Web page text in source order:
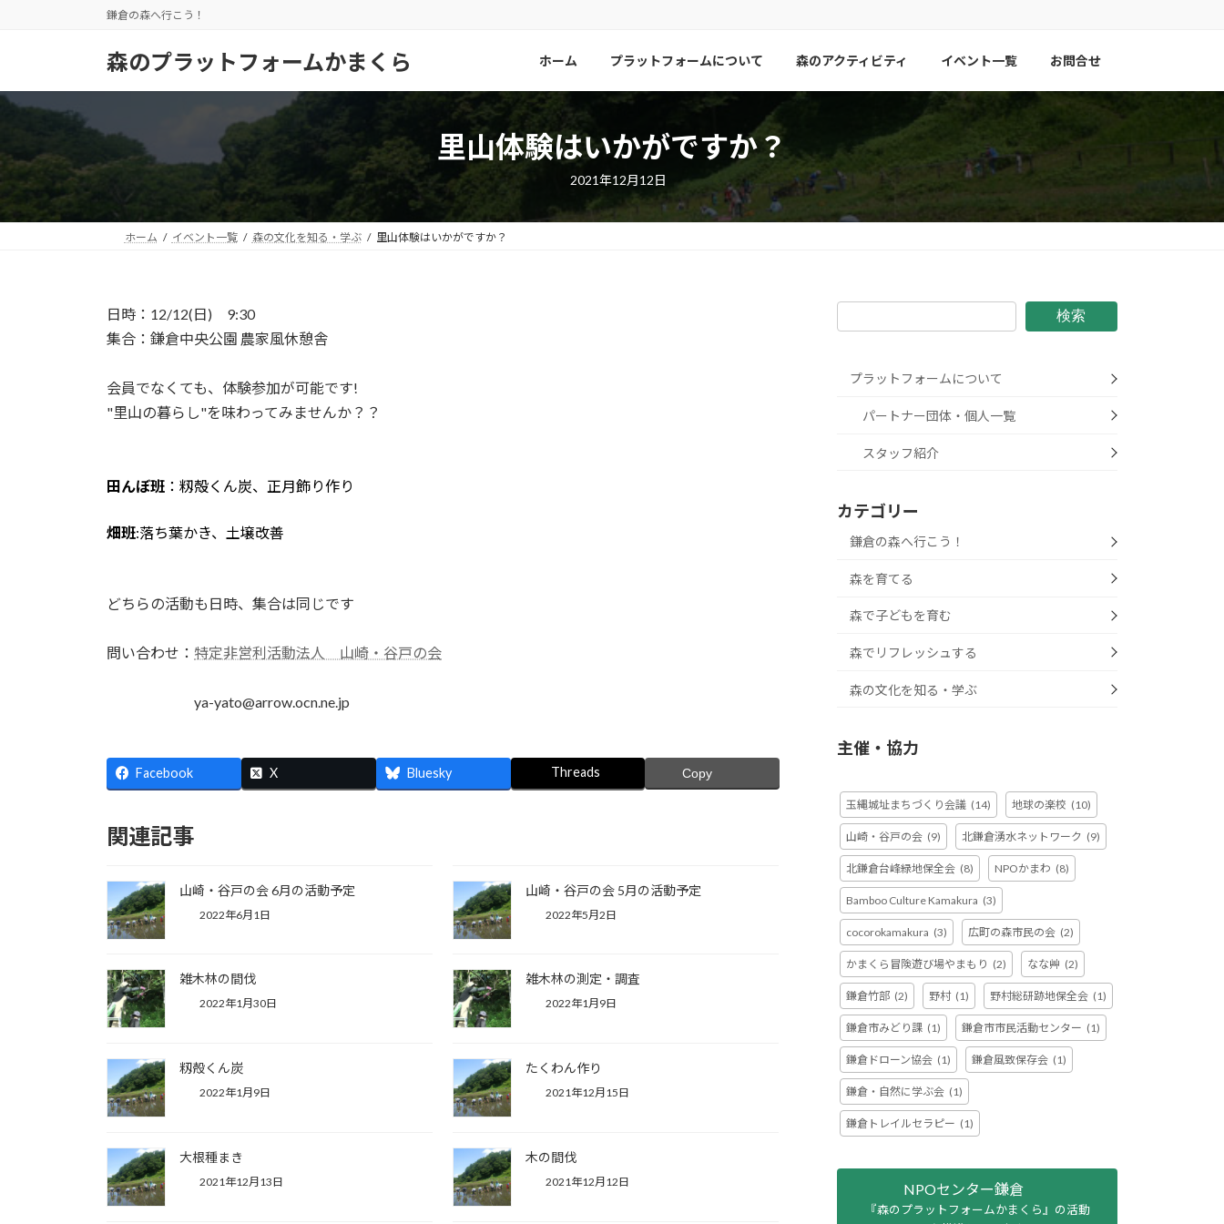
ツ
キ
ッ
シ
に
移
鎌倉の森へ行こう！
森のプラットフォームかまくら ホーム プラットフォームについて 森のアクティビティ イベント一覧 お問合せ
里山体験はいかがですか？
2021年12月12日
ホーム イベント一覧 森の文化を知る・学ぶ 里山体験はいかがですか？
日時：12/12(日) 9:30
集合：鎌倉中央公園 農家風休憩舎
会員でなくても、体験参加が可能です!
"里山の暮らし"を味わってみませんか？？
田んぼ班 ：籾殻くん炭、正月飾り作り
畑班:落ち葉かき、土壌改善
どちらの活動も日時、集合は同じです
問い合わせ： 特定非営利活動法人 山崎・谷戸の会
ya-yato@arrow.ocn.ne.jp
Facebook X Bluesky Threads Copy
関連記事
山崎・谷戸の会 6月の活動予定
2022年6月1日
山崎・谷戸の会 5月の活動予定
2022年5月2日
雑木林の間伐
2022年1月30日
雑木林の測定・調査
2022年1月9日
籾殻くん炭
2022年1月9日
たくわん作り
2021年12月15日
大根種まき
2021年12月13日
木の間伐
2021年12月12日
検索
プラットフォームについて
パートナー団体・個人一覧
スタッフ紹介
カテゴリー
鎌倉の森へ行こう！
森を育てる
森で子どもを育む
森でリフレッシュする
森の文化を知る・学ぶ
主催・協力
玉縄城址まちづくり会議 (14) 地球の楽校 (10)
山崎・谷戸の会 (9) 北鎌倉湧水ネットワーク (9)
北鎌倉台峰緑地保全会 (8) NPOかまわ (8)
Bamboo Culture Kamakura (3)
cocorokamakura (3) 広町の森市民の会 (2)
かまくら冒険遊び場やまもり (2) なな艸 (2)
鎌倉竹部 (2) 野村 (1) 野村総研跡地保全会 (1)
鎌倉市みどり課 (1) 鎌倉市市民活動センター (1)
鎌倉ドローン協会 (1) 鎌倉風致保存会 (1)
鎌倉・自然に学ぶ会 (1)
鎌倉トレイルセラピー (1)
NPOセンター鎌倉
『森のプラットフォームかまくら』の活動